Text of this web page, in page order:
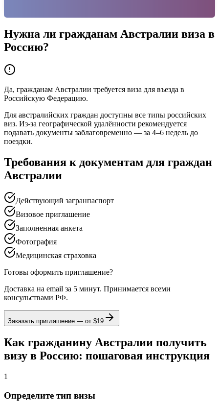
Нужна ли гражданам Австралии виза в
Россию?
Да, гражданам Австралии требуется виза для въезда в
Российскую Федерацию.
Для австралийских граждан доступны все типы российских
виз. Из-за географической удалённости рекомендуется
подавать документы заблаговременно — за 4–6 недель до
поездки.
Требования к документам для граждан
Австралии
Действующий загранпаспорт
Визовое приглашение
Заполненная анкета
Фотография
Медицинская страховка
Готовы оформить приглашение?
Доставка на email за 5 минут. Принимается всеми
консульствами РФ.
Заказать приглашение — от $19
Как гражданину Австралии получить
визу в Россию: пошаговая инструкция
1
Определите тип визы